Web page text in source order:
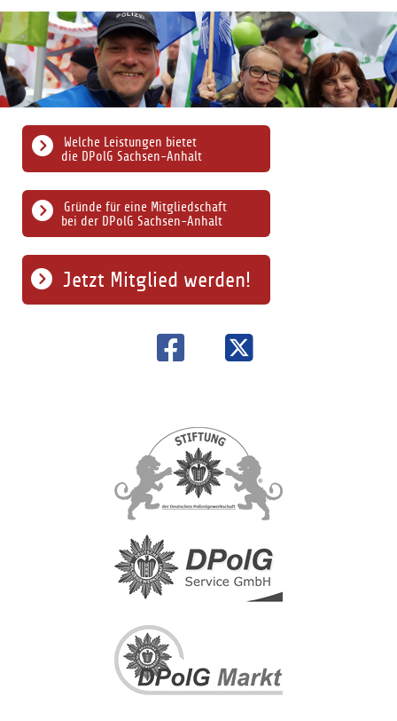
Gründe für eine Mitgliedschaft
bei der DPolG Sachsen-Anhalt
Welche Leistungen bietet
die DPolG Sachsen-Anhalt
Jetzt Mitglied werden!